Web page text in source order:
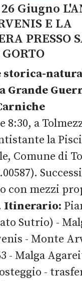
Giugno
E LA
PRESSO
storica-
Grande
8:30, a
la
Comune di
con mezzi
Itinerario:
Sutrio) -
- Monte
- Malga
-